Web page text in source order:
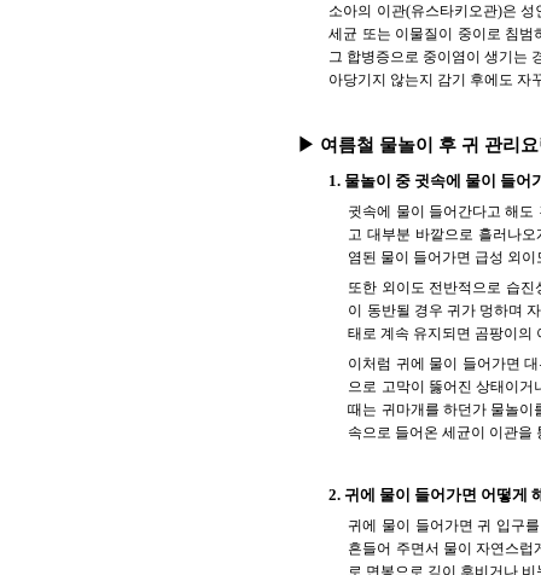
소아의 이관(유스타키오관)은
세균 또는 이물질이 중이로 침범
그 합병증으로 중이염이 생기는
아당기지 않는지 감기 후에도 자
▶ 여름철 물놀이 후 귀 관리
1. 물놀이 중 귓속에 물이 들어
귓속에 물이 들어간다고 해
고 대부분 바깥으로 흘러나
염된 물이 들어가면 급성 외
또한 외이도 전반적으로 습
이 동반될 경우 귀가 멍하며
태로 계속 유지되면 곰팡이의
이처럼 귀에 물이 들어가면
으로 고막이 뚫어진 상태이거
때는 귀마개를 하던가 물놀이
속으로 들어온 세균이 이관을
2. 귀에 물이 들어가면 어떻게
귀에 물이 들어가면 귀 입구
흔들어 주면서 물이 자연스럽